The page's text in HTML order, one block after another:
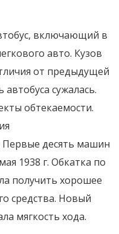
включающий в
авто. Кузов
от предыдущей
сужалась.
обтекаемости.
Первые десять машин
1938 г. Обкатка по
получить хорошее
средства. Новый
мягкость хода.